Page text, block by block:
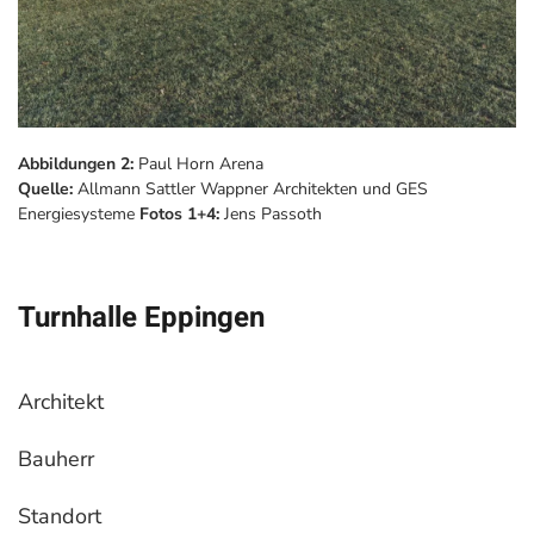
Abbildungen 2: Paul Horn Arena
Quelle: Allmann Sattler Wappner Architekten und GES
Energiesysteme Fotos 1+4: Jens Passoth
Turnhalle Eppingen
Architekt
Bauherr
Standort